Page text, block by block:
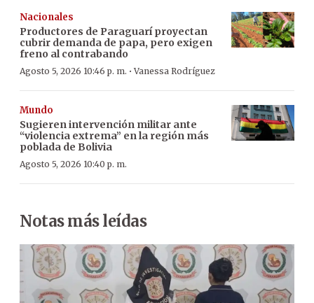
Nacionales
Productores de Paraguarí proyectan
cubrir demanda de papa, pero exigen
freno al contrabando
Agosto 5, 2026 10:46 p. m. ·Vanessa Rodríguez
Mundo
Sugieren intervención militar ante
“violencia extrema” en la región más
poblada de Bolivia
Agosto 5, 2026 10:40 p. m.
Notas más leídas